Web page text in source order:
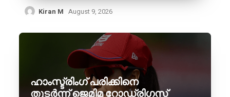
Kiran M August 9, 2026
ഹാംസ്ട്രിംഗ് പരിക്കിനെ
തുടർന്ന് ജെമിമ റോഡ്രിഗസ്